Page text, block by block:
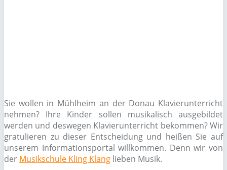
Sie wollen in Mühlheim an der Donau Klavierunterricht
nehmen? Ihre Kinder sollen musikalisch ausgebildet
werden und deswegen Klavierunterricht bekommen? Wir
gratulieren zu dieser Entscheidung und heißen Sie auf
unserem Informationsportal willkommen. Denn wir von
der Musikschule Kling Klang lieben Musik.